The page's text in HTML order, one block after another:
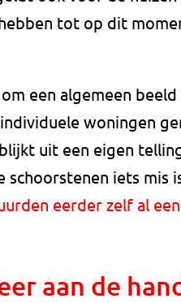
tot op dit
een algemeen
woningen
uit een eigen
iets mis
eerder zelf al
aan de